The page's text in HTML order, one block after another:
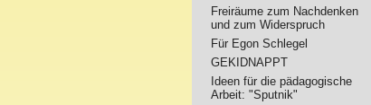
Freiräume zum Nachdenken
und zum Widerspruch
Für Egon Schlegel
GEKIDNAPPT
Ideen für die pädagogische
Arbeit: "Sputnik"